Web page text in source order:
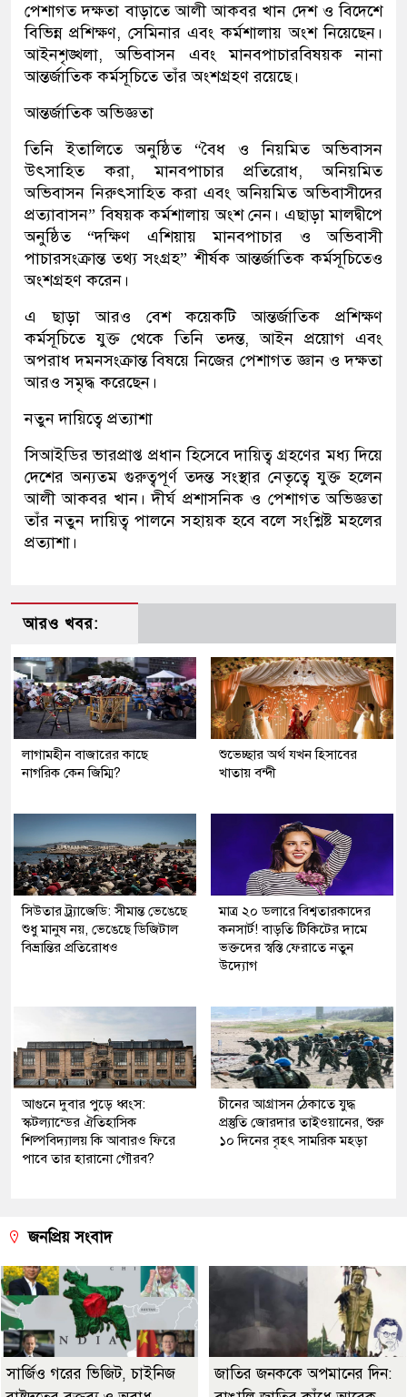
পেশাগত দক্ষতা বাড়াতে আলী আকবর খান দেশ ও বিদেশে
বিভিন্ন প্রশিক্ষণ, সেমিনার এবং কর্মশালায় অংশ নিয়েছেন।
আইনশৃঙ্খলা, অভিবাসন এবং মানবপাচারবিষয়ক নানা
আন্তর্জাতিক কর্মসূচিতে তাঁর অংশগ্রহণ রয়েছে।
আন্তর্জাতিক অভিজ্ঞতা
তিনি ইতালিতে অনুষ্ঠিত “বৈধ ও নিয়মিত অভিবাসন
উৎসাহিত করা, মানবপাচার প্রতিরোধ, অনিয়মিত
অভিবাসন নিরুৎসাহিত করা এবং অনিয়মিত অভিবাসীদের
প্রত্যাবাসন” বিষয়ক কর্মশালায় অংশ নেন। এছাড়া মালদ্বীপে
অনুষ্ঠিত “দক্ষিণ এশিয়ায় মানবপাচার ও অভিবাসী
পাচারসংক্রান্ত তথ্য সংগ্রহ” শীর্ষক আন্তর্জাতিক কর্মসূচিতেও
অংশগ্রহণ করেন।
এ ছাড়া আরও বেশ কয়েকটি আন্তর্জাতিক প্রশিক্ষণ
কর্মসূচিতে যুক্ত থেকে তিনি তদন্ত, আইন প্রয়োগ এবং
অপরাধ দমনসংক্রান্ত বিষয়ে নিজের পেশাগত জ্ঞান ও দক্ষতা
আরও সমৃদ্ধ করেছেন।
নতুন দায়িত্বে প্রত্যাশা
সিআইডির ভারপ্রাপ্ত প্রধান হিসেবে দায়িত্ব গ্রহণের মধ্য দিয়ে
দেশের অন্যতম গুরুত্বপূর্ণ তদন্ত সংস্থার নেতৃত্বে যুক্ত হলেন
আলী আকবর খান। দীর্ঘ প্রশাসনিক ও পেশাগত অভিজ্ঞতা
তাঁর নতুন দায়িত্ব পালনে সহায়ক হবে বলে সংশ্লিষ্ট মহলের
প্রত্যাশা।
আরও খবর:
লাগামহীন বাজারের কাছে
নাগরিক কেন জিম্মি?
শুভেচ্ছার অর্থ যখন হিসাবের
খাতায় বন্দী
সিউতার ট্র্যাজেডি: সীমান্ত ভেঙেছে
শুধু মানুষ নয়, ভেঙেছে ডিজিটাল
বিভ্রান্তির প্রতিরোধও
মাত্র ২০ ডলারে বিশ্বতারকাদের
কনসার্ট! বাড়তি টিকিটের দামে
ভক্তদের স্বস্তি ফেরাতে নতুন
উদ্যোগ
আগুনে দুবার পুড়ে ধ্বংস:
স্কটল্যান্ডের ঐতিহাসিক
শিল্পবিদ্যালয় কি আবারও ফিরে
পাবে তার হারানো গৌরব?
চীনের আগ্রাসন ঠেকাতে যুদ্ধ
প্রস্তুতি জোরদার তাইওয়ানের, শুরু
১০ দিনের বৃহৎ সামরিক মহড়া
জনপ্রিয় সংবাদ
সার্জিও গরের ভিজিট, চাইনিজ
জাতির জনককে অপমানের দিন: